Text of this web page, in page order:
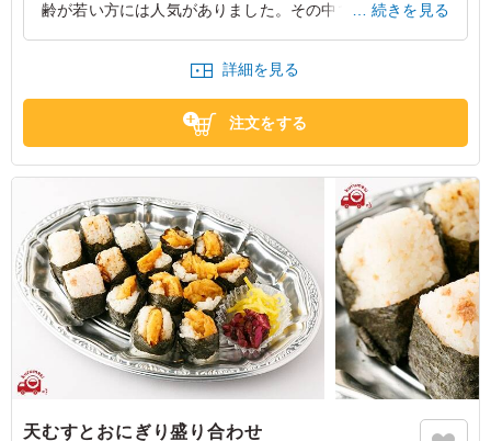
齢が若い方には人気がありました。その中では串が人気で
愛知県名古屋市西区名駅2023/03/09
続きを見る
詳細を見る
注文をする
天むすとおにぎり盛り合わせ